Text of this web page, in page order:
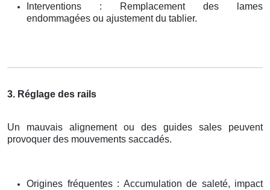
Interventions : Remplacement des lames
endommagées ou ajustement du tablier.
3. Réglage des rails
Un mauvais alignement ou des guides sales peuvent
provoquer des mouvements saccadés.
Origines fréquentes : Accumulation de saleté, impact